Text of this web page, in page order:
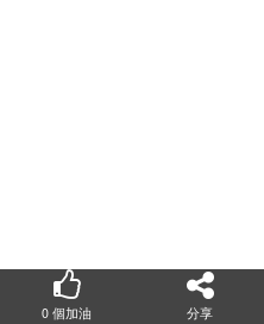
Facebook Twitter
0 個加油 分享